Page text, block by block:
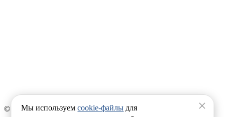
© 2008-2026 GASTEPLO.RU ×
Мы используемcookie-файлы для